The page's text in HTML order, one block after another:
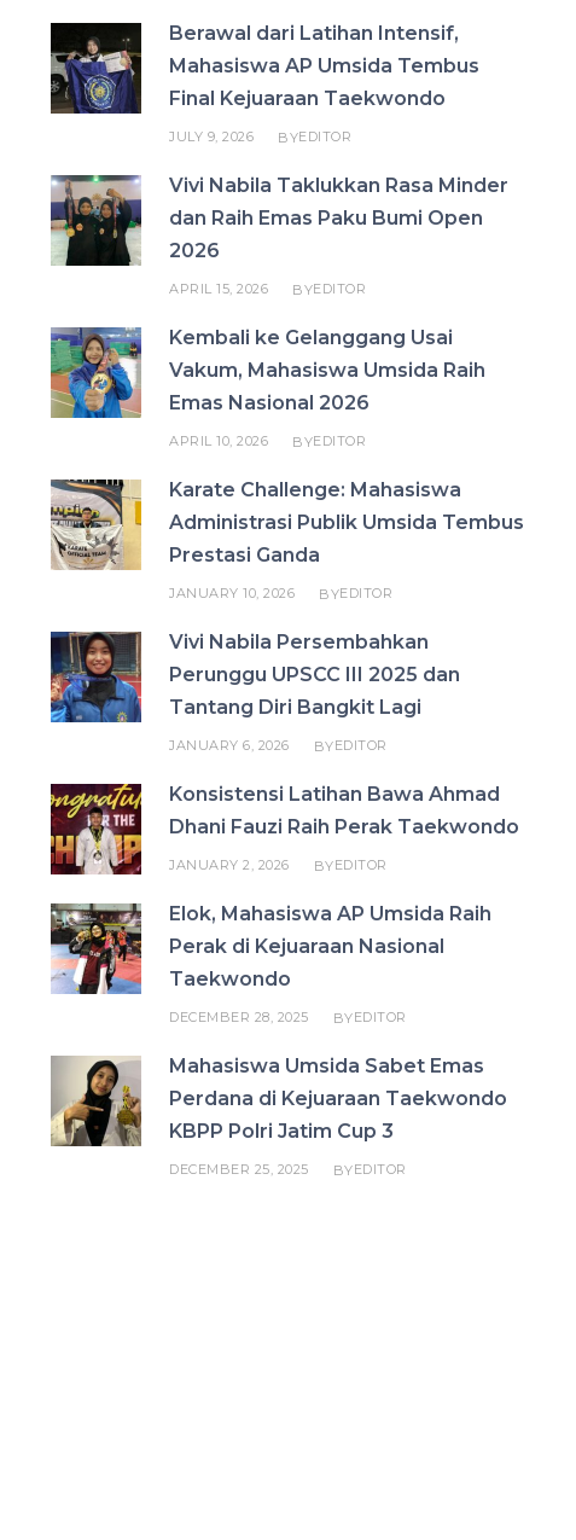
Berawal dari Latihan Intensif,
Mahasiswa AP Umsida Tembus
Final Kejuaraan Taekwondo
JULY 9, 2026 BYEDITOR
Vivi Nabila Taklukkan Rasa Minder
dan Raih Emas Paku Bumi Open
2026
APRIL 15, 2026 BYEDITOR
Kembali ke Gelanggang Usai
Vakum, Mahasiswa Umsida Raih
Emas Nasional 2026
APRIL 10, 2026 BYEDITOR
Karate Challenge: Mahasiswa
Administrasi Publik Umsida Tembus
Prestasi Ganda
JANUARY 10, 2026 BYEDITOR
Vivi Nabila Persembahkan
Perunggu UPSCC III 2025 dan
Tantang Diri Bangkit Lagi
JANUARY 6, 2026 BYEDITOR
Konsistensi Latihan Bawa Ahmad
Dhani Fauzi Raih Perak Taekwondo
JANUARY 2, 2026 BYEDITOR
Elok, Mahasiswa AP Umsida Raih
Perak di Kejuaraan Nasional
Taekwondo
DECEMBER 28, 2025 BYEDITOR
Mahasiswa Umsida Sabet Emas
Perdana di Kejuaraan Taekwondo
KBPP Polri Jatim Cup 3
DECEMBER 25, 2025 BYEDITOR